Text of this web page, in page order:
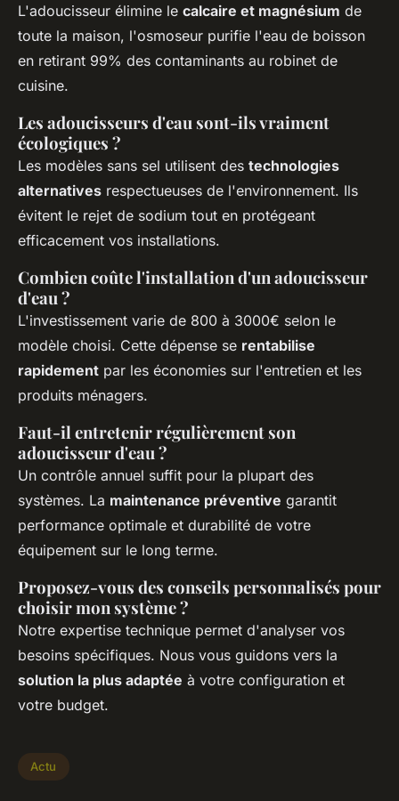
L'adoucisseur élimine le calcaire et magnésium de
toute la maison, l'osmoseur purifie l'eau de boisson
en retirant 99% des contaminants au robinet de
cuisine.
Les adoucisseurs d'eau sont-ils vraiment
écologiques ?
Les modèles sans sel utilisent des technologies
alternatives respectueuses de l'environnement. Ils
évitent le rejet de sodium tout en protégeant
efficacement vos installations.
Combien coûte l'installation d'un adoucisseur
d'eau ?
L'investissement varie de 800 à 3000€ selon le
modèle choisi. Cette dépense se rentabilise
rapidement par les économies sur l'entretien et les
produits ménagers.
Faut-il entretenir régulièrement son
adoucisseur d'eau ?
Un contrôle annuel suffit pour la plupart des
systèmes. La maintenance préventive garantit
performance optimale et durabilité de votre
équipement sur le long terme.
Proposez-vous des conseils personnalisés pour
choisir mon système ?
Notre expertise technique permet d'analyser vos
besoins spécifiques. Nous vous guidons vers la
solution la plus adaptée à votre configuration et
votre budget.
Actu